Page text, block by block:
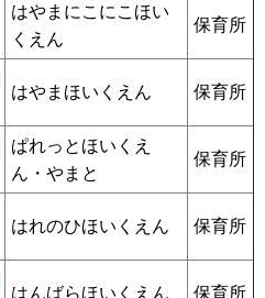
はやまにこにこほい
くえん
保育所
はやまほいくえん 保育所
ぱれっとほいくえ
ん・やまと
保育所
はれのひほいくえん 保育所
はんばらほいくえん 保育所